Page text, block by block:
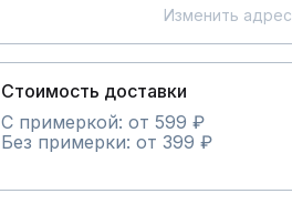
Изменить адрес
Стоимость доставки
С примеркой: от 599 ₽
Без примерки: от 399 ₽